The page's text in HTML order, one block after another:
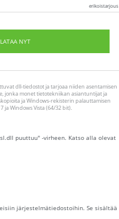
erikoistarjous
LATAA NYT
dll-tiedostot ja tarjoaa niiden asentamisen
jonka monet tietotekniikan asiantuntijat ja
ja Windows-rekisterin palauttamisen
ja Windows Vista (64/32 bit).
puuttuu" -virheen. Katso alla olevat
järjestelmätiedostoihin. Se sisältää